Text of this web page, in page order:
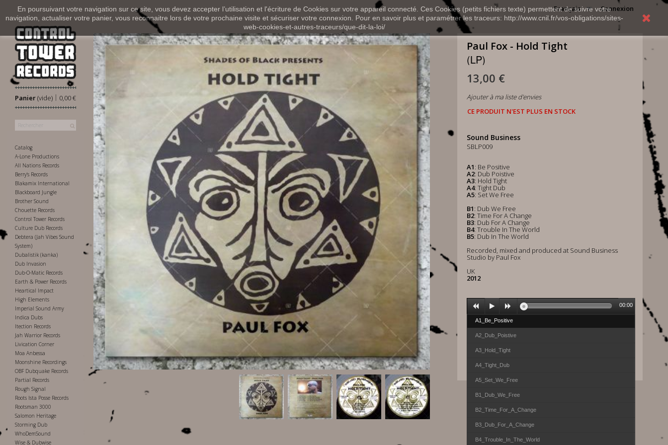
En poursuivant votre navigation sur ce site, vous devez accepter l’utilisation et l'écriture de Cookies sur votre appareil connecté. Ces Cookies (petits fichiers texte) permettent de suivre votre
navigation, actualiser votre panier, vous reconnaitre lors de votre prochaine visite et sécuriser votre connexion. Pour en savoir plus et paramétrer les traceurs: http://www.cnil.fr/vos-obligations/sites-
web-cookies-et-autres-traceurs/que-dit-la-loi/
Connexion
Français
Panier 0,00 €
|
(vide)
Catalog
A-Lone Productions
All Nations Records
Berry's Records
Blakamix International
Blackboard Jungle
Brother Sound
Chouette Records
Control Tower Records
Culture Dub Records
Debtera (Jah Vibes Sound
System)
Dubalistik (kanka)
Dub Invasion
Dub-O-Matic Records
Earth & Power Records
Heartical Impact
High Elements
Imperial Sound Army
Indica Dubs
Itection Records
Jah Warrior Records
Livication Corner
Moa Anbessa
Moonshine Recordings
OBF Dubquake Records
Partial Records
Rough Signal
Roots Ista Posse Records
Rootsman 3000
Salomon Heritage
Storming Dub
WhoDemSound
Wise & Dubwise
Paul Fox - Hold Tight
(LP)
13,00 €
Ajouter à ma liste d'envies
CE PRODUIT N'EST PLUS EN STOCK
Sound Business
SBLP009
A1: Be Positive
A2: Dub Poistive
A3: Hold Tight
A4: Tight Dub
A5: Set We Free
B1: Dub We Free
B2: Time For A Change
B3: Dub For A Change
B4: Trouble In The World
B5: Dub In The World
Recorded, mixed and produced at Sound Business
Studio by Paul Fox
UK
2012
A1_Be_Positive
A2_Dub_Poistive
A3_Hold_Tight
A4_Tight_Dub
A5_Set_We_Free
B1_Dub_We_Free
B2_Time_For_A_Change
B3_Dub_For_A_Change
B4_Trouble_In_The_World
00:00